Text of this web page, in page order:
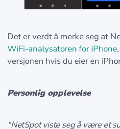
Det er verdt å merke seg at
WiFi-analysatoren for iPhone
versjonen hvis du eier en
Personlig opplevelse
"NetSpot viste seg å være et